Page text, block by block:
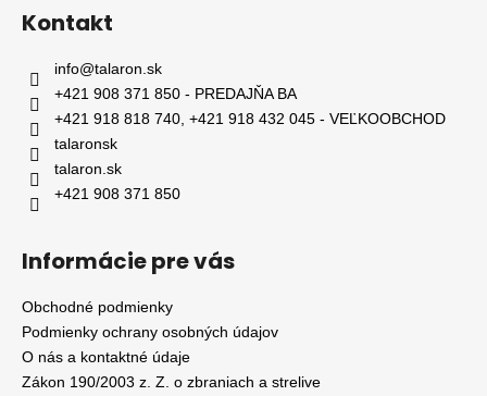
Kontakt
info@talaron.sk
+421 908 371 850 - PREDAJŇA BA
+421 918 818 740, +421 918 432 045 - VEĽKOOBCHOD
talaronsk
talaron.sk
+421 908 371 850
Informácie pre vás
Obchodné podmienky
Podmienky ochrany osobných údajov
O nás a kontaktné údaje
Zákon 190/2003 z. Z. o zbraniach a strelive